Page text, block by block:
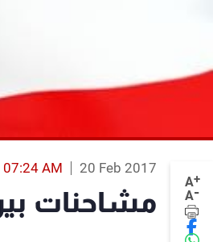
A+
A-
20 Feb 2017
07:24 AM
مشاحنات